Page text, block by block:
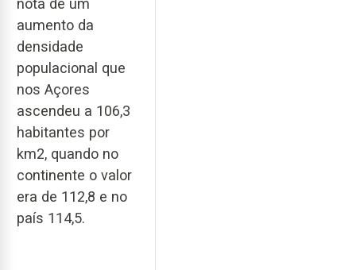
nota de um
aumento da
densidade
populacional que
nos Açores
ascendeu a 106,3
habitantes por
km2, quando no
continente o valor
era de 112,8 e no
país 114,5.